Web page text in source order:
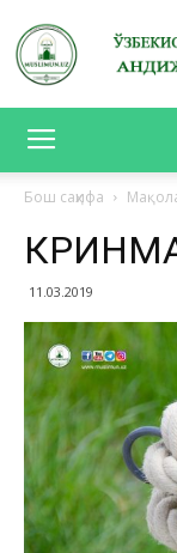
Бош саҳифа
11.03.2019